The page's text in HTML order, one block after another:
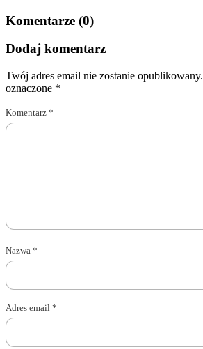
Komentarze (0)
Dodaj komentarz
Twój adres email nie zostanie opublikowany.
oznaczone *
Komentarz *
Nazwa *
Adres email *